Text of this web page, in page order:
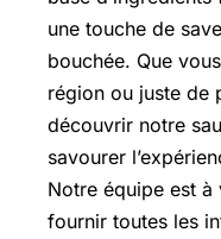
une touche de
bouchée. Que
région ou juste de
découvrir notre
savourer
Notre équipe est
fournir toutes les